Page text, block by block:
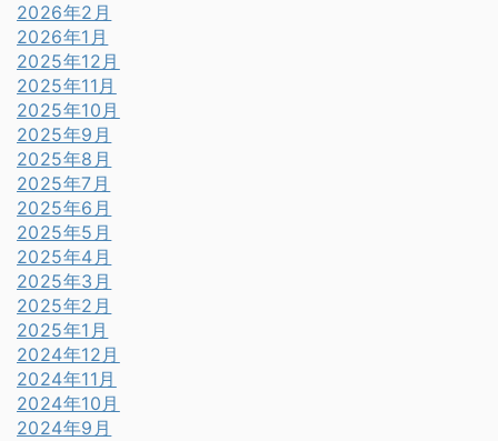
2026年2月
2026年1月
2025年12月
2025年11月
2025年10月
2025年9月
2025年8月
2025年7月
2025年6月
2025年5月
2025年4月
2025年3月
2025年2月
2025年1月
2024年12月
2024年11月
2024年10月
2024年9月